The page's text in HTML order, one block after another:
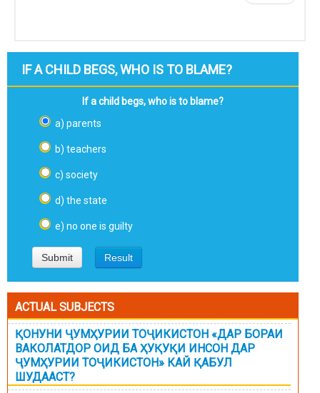
IF A CHILD BEGS, WHO IS TO BLAME?
If a child begs, who is to blame?
a) parents
b) teachers
c) society
d) the state
e) no one is guilty
ACTUAL SUBJECTS
ҚОНУНИ ҶУМҲУРИИ ТОҶИКИСТОН «ДАР БОРАИ
ВАКОЛАТДОР ОИД БА ҲУҚУҚИ ИНСОН ДАР
ҶУМҲУРИИ ТОҶИКИСТОН» КАЙ ҚАБУЛ
ШУДААСТ?